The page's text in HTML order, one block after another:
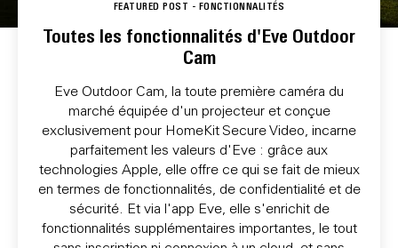
FEATURED POST - FONCTIONNALITÉS
Toutes les fonctionnalités d'Eve Outdoor
Cam
Eve Outdoor Cam, la toute première caméra du
marché équipée d'un projecteur et conçue
exclusivement pour HomeKit Secure Video, incarne
parfaitement les valeurs d'Eve : grâce aux
technologies Apple, elle offre ce qui se fait de mieux
en termes de fonctionnalités, de confidentialité et de
sécurité. Et via l'app Eve, elle s'enrichit de
fonctionnalités supplémentaires importantes, le tout